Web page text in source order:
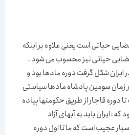
حیاتی است یعنی علاوه بر اینکه
حیاتی نیز محسوب می شود .
شکل گرفت دوره مادها بود و
سومین پادشاه مادها سیاستی
قاجار از طریق حکومتها پیاده
ایران باید به آبهای آزاد
عجیب است که ما تا اول دوره